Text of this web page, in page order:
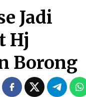
Jadi
Hj
Borong